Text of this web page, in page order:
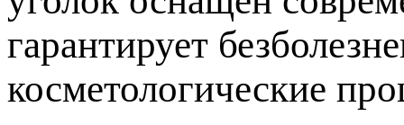
гарантирует
косметологические